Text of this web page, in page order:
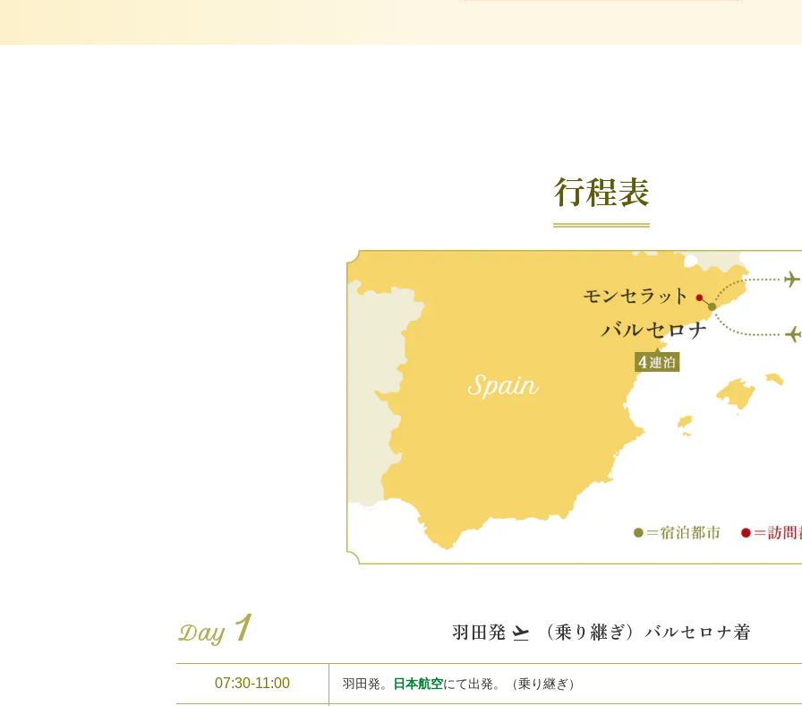
行程表
Day 1 羽田発 flight_takeoff （乗り継ぎ）バルセロナ着
07:30-11:00 羽田発。 日本航空にて出発。（乗り継ぎ）